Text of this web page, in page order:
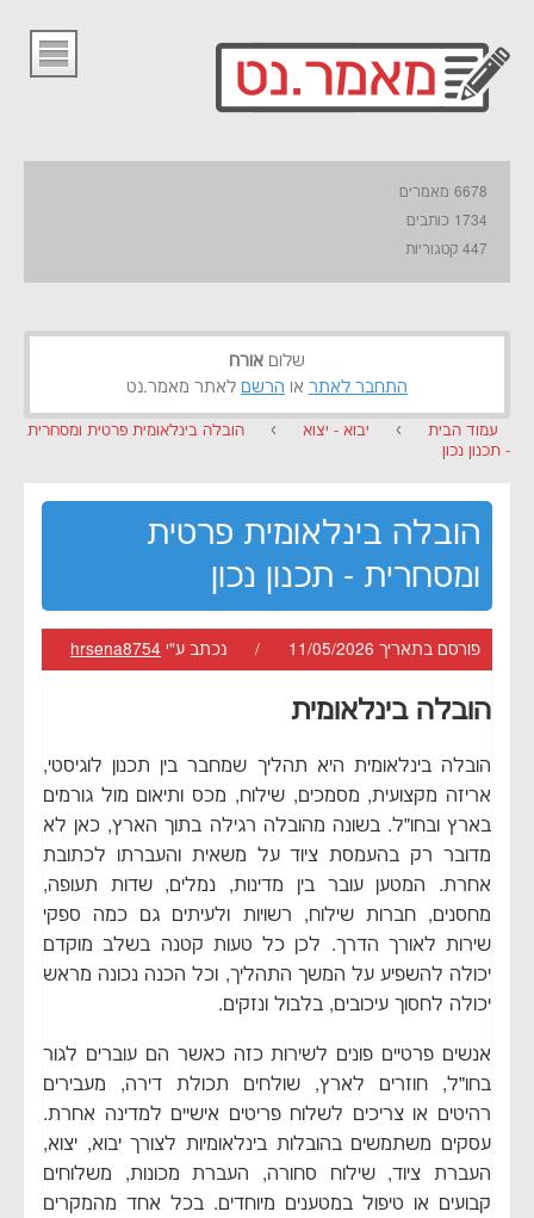
שלום אורח
התחבר לאתר או הרשם לאתר מאמר.נט
6678 מאמרים
1734 כותבים
447 קטגוריות
עמוד הבית › יבוא - יצוא ›
הובלה בינלאומית פרטית ומסחרית
- תכנון נכון
הובלה בינלאומית פרטית
ומסחרית - תכנון נכון
פורסם בתאריך 11/05/2026 / נכתב ע"י hrsena8754
הובלה בינלאומית
הובלה בינלאומית היא תהליך שמחבר בין תכנון לוגיסטי,
אריזה מקצועית, מסמכים, שילוח, מכס ותיאום מול גורמים
בארץ ובחו״ל. בשונה מהובלה רגילה בתוך הארץ, כאן לא
מדובר רק בהעמסת ציוד על משאית והעברתו לכתובת
אחרת. המטען עובר בין מדינות, נמלים, שדות תעופה,
מחסנים, חברות שילוח, רשויות ולעיתים גם כמה ספקי
שירות לאורך הדרך. לכן כל טעות קטנה בשלב מוקדם
יכולה להשפיע על המשך התהליך, וכל הכנה נכונה מראש
יכולה לחסוך עיכובים, בלבול ונזקים.
אנשים פרטיים פונים לשירות כזה כאשר הם עוברים לגור
בחו״ל, חוזרים לארץ, שולחים תכולת דירה, מעבירים
רהיטים או צריכים לשלוח פריטים אישיים למדינה אחרת.
עסקים משתמשים בהובלות בינלאומיות לצורך יבוא, יצוא,
העברת ציוד, שילוח סחורה, העברת מכונות, משלוחים
קבועים או טיפול במטענים מיוחדים. בכל אחד מהמקרים